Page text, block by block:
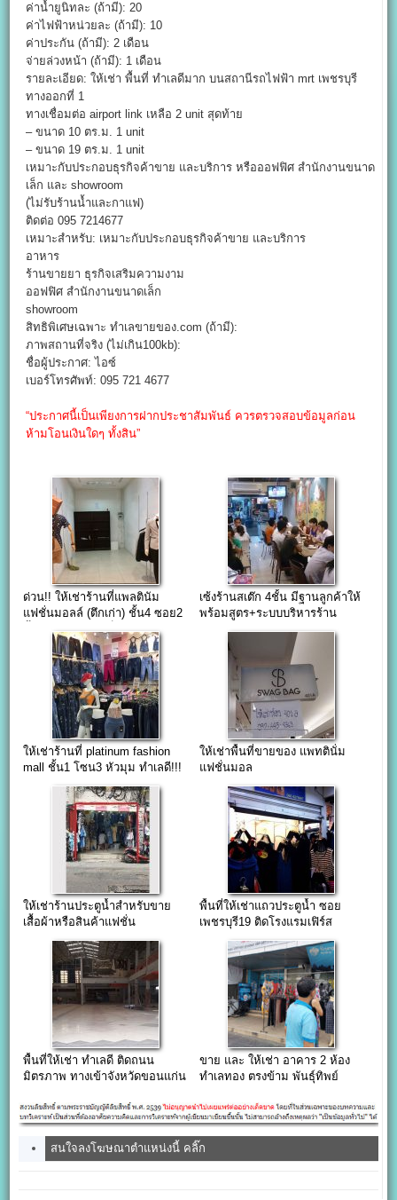
ค่าน้ำยูนิทละ (ถ้ามี): 20
ค่าไฟฟ้าหน่วยละ (ถ้ามี): 10
ค่าประกัน (ถ้ามี): 2 เดือน
จ่ายล่วงหน้า (ถ้ามี): 1 เดือน
รายละเอียด: ให้เช่า พื้นที่ ทำเลดีมาก บนสถานีรถไฟฟ้า mrt เพชรบุรี
ทางออกที่ 1
ทางเชื่อมต่อ airport link เหลือ 2 unit สุดท้าย
– ขนาด 10 ตร.ม. 1 unit
– ขนาด 19 ตร.ม. 1 unit
เหมาะกับประกอบธุรกิจค้าขาย และบริการ หรือออฟฟิศ สำนักงานขนาด
เล็ก และ showroom
(ไม่รับร้านน้ำและกาแฟ)
ติดต่อ 095 7214677
เหมาะสำหรับ: เหมาะกับประกอบธุรกิจค้าขาย และบริการ
อาหาร
ร้านขายยา ธุรกิจเสริมความงาม
ออฟฟิศ สำนักงานขนาดเล็ก
showroom
สิทธิพิเศษเฉพาะ ทำเลขายของ.com (ถ้ามี):
ภาพสถานที่จริง (ไม่เกิน100kb):
ชื่อผู้ประกาศ: ไอซ์
เบอร์โทรศัพท์: 095 721 4677
“ประกาศนี้เป็นเพียงการฝากประชาสัมพันธ์ ควรตรวจสอบข้อมูลก่อน
ห้ามโอนเงินใดๆ ทั้งสิน”
ด่วน!! ให้เช่าร้านที่แพลตินัม
แฟชั่นมอลล์ (ตึกเก่า) ชั้น4 ซอย2
พื้นที่11.48ตรม.(เต็มห้อง)
เซ้งร้านสเต๊ก 4ชั้น มีฐานลูกค้าให้
พร้อมสูตร+ระบบบริหารร้าน
ให้เช่าร้านที่ platinum fashion
mall ชั้น1 โซน3 หัวมุม ทำเลดี!!!
ให้เช่าพื้นที่ขายของ แพทตินั่ม
แฟชั่นมอล
ให้เช่าร้านประตูน้ำสำหรับขาย
เสื้อผ้าหรือสินค้าแฟชั่น
พื้นที่ให้เช่าแถวประตูน้ำ ซอย
เพชรบุรี19 ติดโรงแรมเฟิร์ส
พื้นที่ให้เช่า ทำเลดี ติดถนน
มิตรภาพ ทางเข้าจังหวัดขอนแก่น
ขาย และ ให้เช่า อาคาร 2 ห้อง
ทำเลทอง ตรงข้าม พันธุ์ทิพย์
สนใจลงโฆษณาตำแหน่งนี้ คลิ๊ก